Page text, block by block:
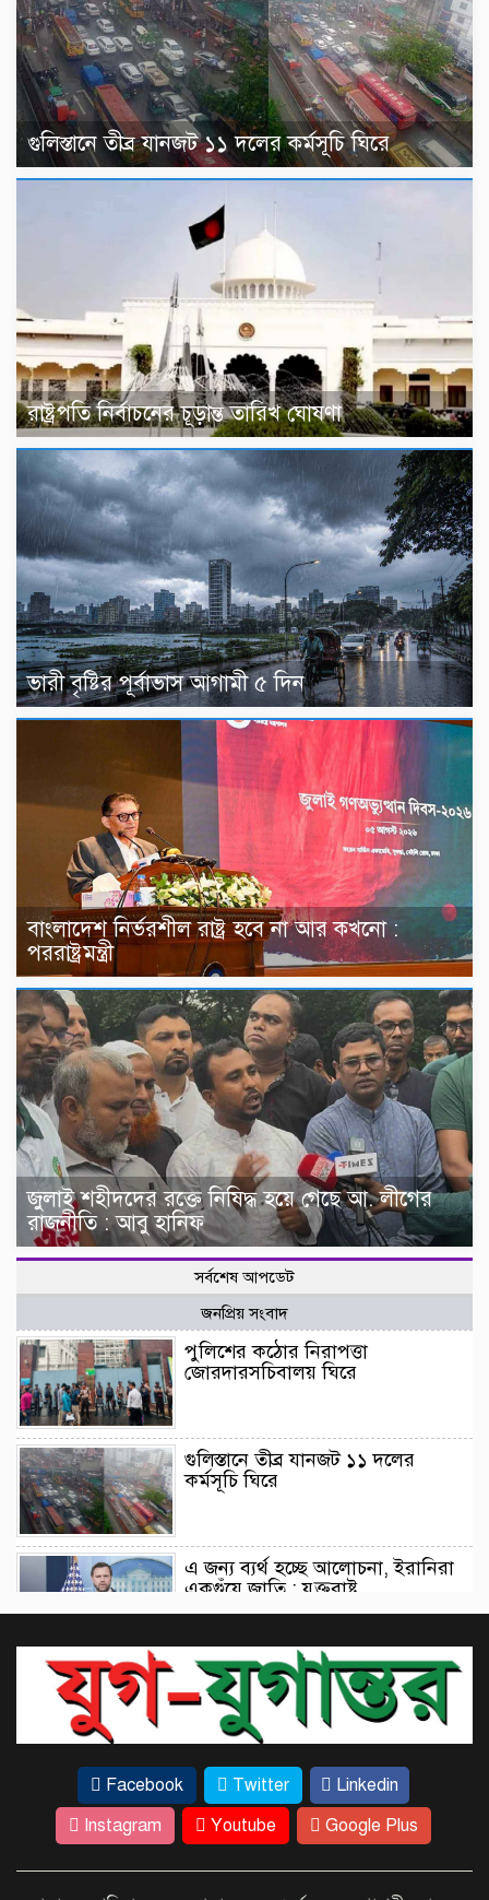
গুলিস্তানে তীব্র যানজট ১১ দলের কর্মসূচি ঘিরে
রাষ্ট্রপতি নির্বাচনের চূড়ান্ত তারিখ ঘোষণা
ভারী বৃষ্টির পূর্বাভাস আগামী ৫ দিন
বাংলাদেশ নির্ভরশীল রাষ্ট্র হবে না আর কখনো :
পররাষ্ট্রমন্ত্রী
জুলাই শহীদদের রক্তে নিষিদ্ধ হয়ে গেছে আ. লীগের
রাজনীতি : আবু হানিফ
সর্বশেষ আপডেট
জনপ্রিয় সংবাদ
পুলিশের কঠোর নিরাপত্তা
জোরদারসচিবালয় ঘিরে
গুলিস্তানে তীব্র যানজট ১১ দলের
কর্মসূচি ঘিরে
এ জন্য ব্যর্থ হচ্ছে আলোচনা, ইরানিরা
একগুঁয়ে জাতি : যুক্তরাষ্ট্র
রাষ্ট্রপতি নির্বাচনের চূড়ান্ত তারিখ
ঘোষণা
ফতুল্লা মডেল থানা পুলিশ কর্তৃক
অভিযানে ১০ (দশ) পাতা হেরোইন সহ
০১ জন মাদক ব্যবসায়ী গ্রেফতার।
Facebook Twitter
Linkedin
Instagram
Youtube Google Plus